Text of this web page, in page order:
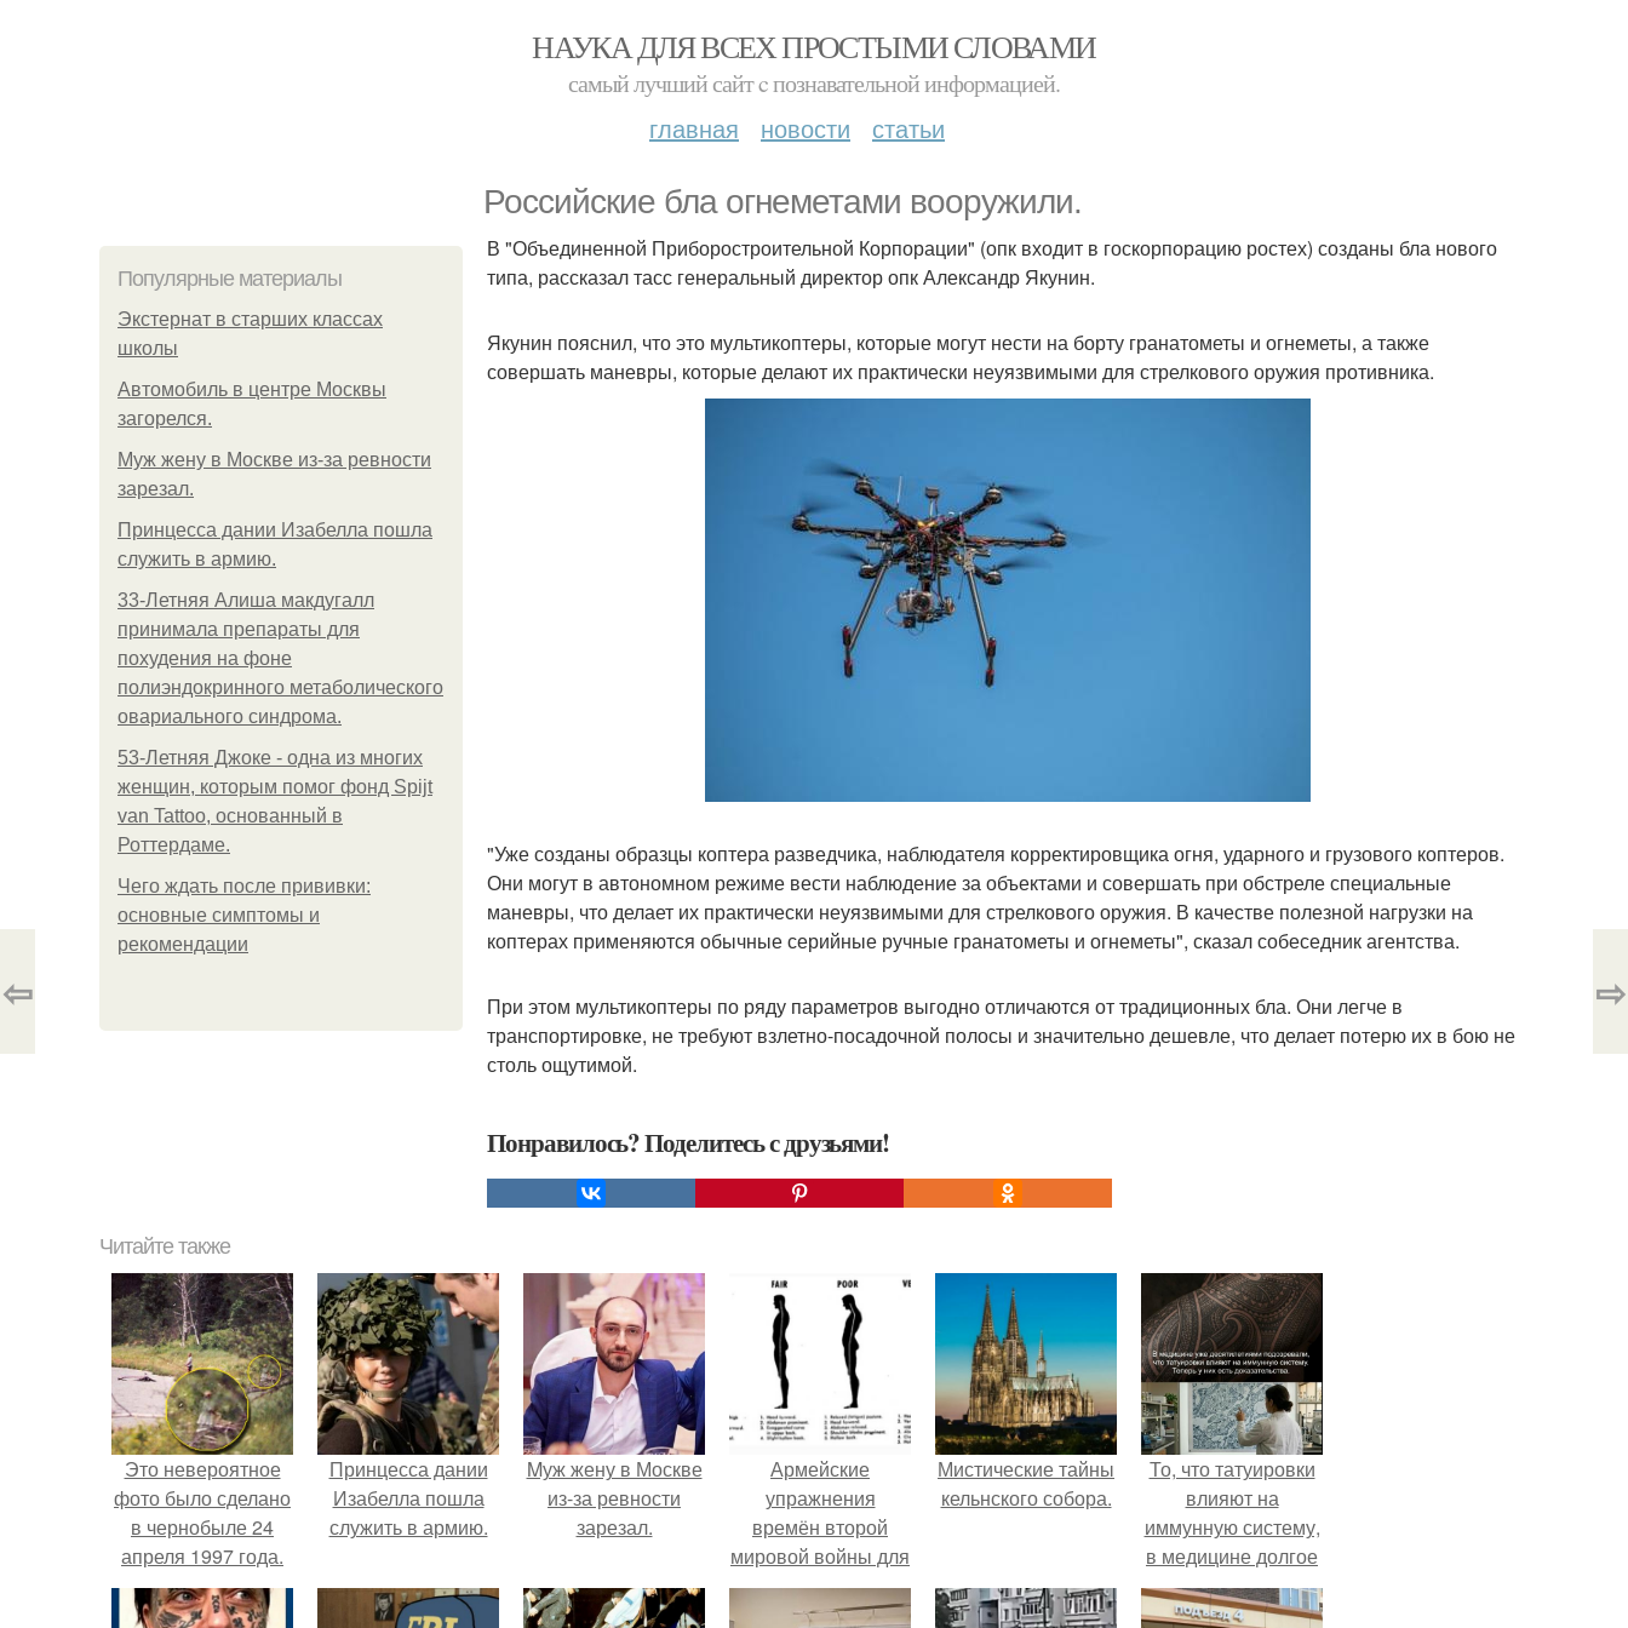
НАУКА ДЛЯ ВСЕХ ПРОСТЫМИ СЛОВАМИ
самый лучший сайт c познавательной информацией.
главная новости статьи
Российские бла огнеметами вооружили.
Популярные материалы
Экстернат в старших классах
школы
Автомобиль в центре Москвы
загорелся.
Mуж жену в Москве из-за ревности
зарезал.
Принцесса дании Изабелла пошла
служить в армию.
33-Летняя Алиша макдугалл
принимала препараты для
похудения на фоне
полиэндокринного метаболического
овариального синдрома.
53-Летняя Джоке - одна из многих
женщин, которым помог фонд Spijt
van Tattoo, основанный в
Роттердаме.
Чего ждать после прививки:
основные симптомы и
рекомендации
В "Объединенной Приборостроительной Корпорации" (опк входит в госкорпорацию ростех) созданы бла нового
типа, рассказал тасс генеральный директор опк Александр Якунин.
Якунин пояснил, что это мультикоптеры, которые могут нести на борту гранатометы и огнеметы, а также
совершать маневры, которые делают их практически неуязвимыми для стрелкового оружия противника.
"Уже созданы образцы коптера разведчика, наблюдателя корректировщика огня, ударного и грузового коптеров.
Они могут в автономном режиме вести наблюдение за объектами и совершать при обстреле специальные
маневры, что делает их практически неуязвимыми для стрелкового оружия. В качестве полезной нагрузки на
коптерах применяются обычные серийные ручные гранатометы и огнеметы", сказал собеседник агентства.
При этом мультикоптеры по ряду параметров выгодно отличаются от традиционных бла. Они легче в
транспортировке, не требуют взлетно-посадочной полосы и значительно дешевле, что делает потерю их в бою не
столь ощутимой.
Понравилось? Поделитесь с друзьями!
⇦ ⇨
Читайте также
Это невероятное
фото было сделано
в чернобыле 24
апреля 1997 года.
Принцесса дании
Изабелла пошла
служить в армию.
Mуж жену в Москве
из-за ревности
зарезал.
Армейские
упражнения
времён второй
мировой войны для
правильной осанки.
Мистические тайны
кельнского собора.
То, что татуировки
влияют на
иммунную систему,
в медицине долгое
время
рассматривалось